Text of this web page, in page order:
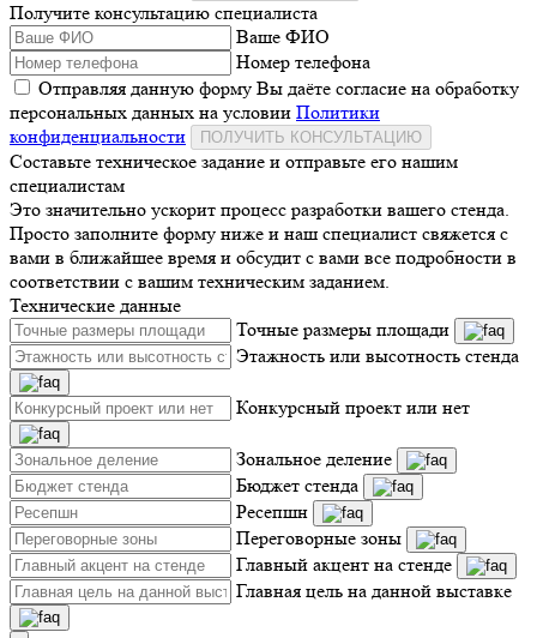
Получите консультацию специалиста
Ваше ФИО
Номер телефона
Отправляя данную форму Вы даёте согласие на обработку
персональных данных на условии Политики
конфиденциальности
ПОЛУЧИТЬ КОНСУЛЬТАЦИЮ
Составьте техническое задание и отправьте его нашим
специалистам
Это значительно ускорит процесс разработки вашего стенда.
Просто заполните форму ниже и наш специалист свяжется с
вами в ближайшее время и обсудит с вами все подробности в
соответствии с вашим техническим заданием.
Технические данные
Точные размеры площади
Этажность или высотность стенда
Конкурсный проект или нет
Зональное деление
Бюджет стенда
Ресепшн
Переговорные зоны
Главный акцент на стенде
Главная цель на данной выставке